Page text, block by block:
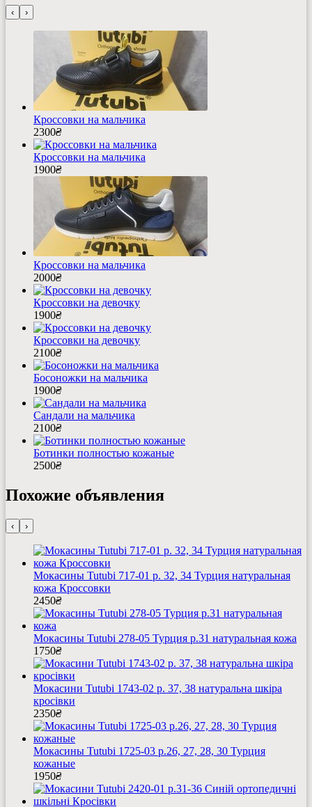
‹ ›
Кроссовки на мальчика
2300₴
Кроссовки на мальчика
1900₴
Кроссовки на мальчика
2000₴
Кроссовки на девочку
1900₴
Кроссовки на девочку
2100₴
Босоножки на мальчика
1900₴
Сандали на мальчика
2100₴
Ботинки полностью кожаные
2500₴
Похожие объявления
‹ ›
Мокасины Tutubi 717-01 р. 32, 34 Турция натуральная
кожа Кроссовки
2450₴
Мокасины Tutubi 278-05 Турция р.31 натуральная кожа
1750₴
Мокасини Tutubi 1743-02 р. 37, 38 натуральна шкіра
кросівки
2350₴
Мокасины Tutubi 1725-03 р.26, 27, 28, 30 Турция
кожаные
1950₴